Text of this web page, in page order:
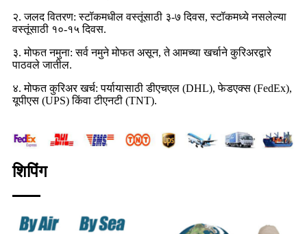
२. जलद वितरण: स्टॉकमधील वस्तूंसाठी ३-७ दिवस, स्टॉकमध्ये नसलेल्या
वस्तूंसाठी १०-१५ दिवस.
३. मोफत नमुना: सर्व नमुने मोफत असून, ते आमच्या खर्चाने कुरिअरद्वारे
पाठवले जातील.
४. मोफत कुरिअर खर्च: पर्यायासाठी डीएचएल (DHL), फेडएक्स (FedEx),
यूपीएस (UPS) किंवा टीएनटी (TNT).
शिपिंग